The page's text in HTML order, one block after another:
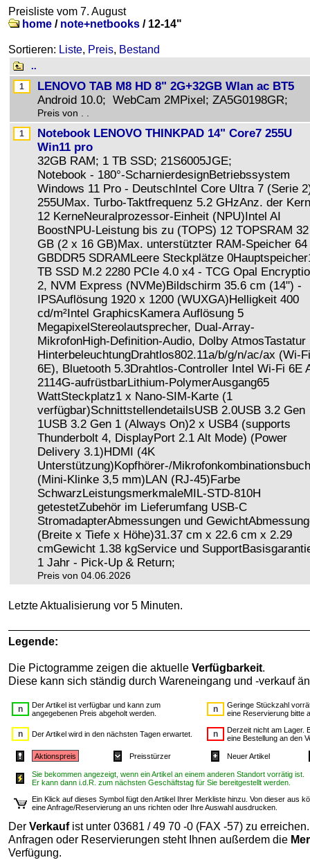
Preisliste vom 7. August
home / note+netbooks / 12-14"
Sortieren: Liste, Preis, Bestand
..
LENOVO TAB M8 HD 8" 2G+32GB Wlan ac BT5
Android 10.0; WebCam 2MPixel; ZA5G0198GR;
Preis von . .
Notebook LENOVO THINKPAD 14" Core7 255U
Win11 pro
32GB RAM; 1 TB SSD; 21S6005JGE;
Notebook - 180°-ScharnierdesignBetriebssystem
Windows 11 Pro - DeutschIntel Core Ultra 7 (Serie
255UMax. Turbo-Taktfrequenz 5.2 GHzAnz. der
12 KerneNeuralprozessor-Einheit (NPU)Intel AI
BoostNPU-Leistung bis zu (TOPS) 12 TOPSRAM 32
GB (2 x 16 GB)Max. unterstützter RAM-Speicher 64
GBDDR5 SDRAMLeere Steckplätze
TB SSD M.2 2280 PCIe 4.0 x4 - TCG Opal
2, NVM Express (NVMe)Bildschirm 35.6 cm (14") -
IPSAuflösung 1920 x 1200 (WUXGA)Helligkeit 400
cd/m²Intel GraphicsKamera Auflösung 5
MegapixelStereolautsprecher, Dual-Array-
MikrofonHigh-Definition-Audio, Dolby AtmosTastatur
HinterbeleuchtungDrahtlos802.11a/b/g/n/ac/ax (Wi-Fi
6E), Bluetooth 5.3Drahtlos-Controller Intel Wi-Fi 6E
2114G-aufrüstbarLithium-PolymerAusgang65
WattSteckplatz1 x Nano-SIM-Karte (1
verfügbar)SchnittstellendetailsUSB 2.0USB 3.2 Gen
1USB 3.2 Gen 1 (Always On)2 x USB4 (supports
Thunderbolt 4, DisplayPort 2.1 Alt Mode) (Power
Delivery 3.1)HDMI (4K
Unterstützung)Kopfhörer-/
(Mini-Klinke 3,5 mm)LAN (RJ-45)Farbe
SchwarzLeistungsmerkmaleMIL-STD-810H
getestetZubehör im Lieferumfang USB-C
StromadapterAbmessungen und
(Breite x Tiefe x Höhe)31.37 cm x 22.6 cm x 2.29
cmGewicht 1.38 kgService und
1 Jahr - Pick-Up & Return;
Preis von 04.06.2026
Letzte Aktualisierung vor 5 Minuten.
Legende:
Die Pictogramme zeigen die aktuelle Verfügbarkeit.
Diese kann sich ständig durch Wareneingang und -verkauf
Der Artikel ist verfügbar und kann zum
angegebenen Preis abgeholt werden.
Geringe Stückzahl
eine Reservierung bitte
Der Artikel wird in den nächsten Tagen erwartet.
Derzeit nicht am Lager.
eine Bestellung an den
Aktionspreis Preisstürzer Neuer Artikel
Sie bekommen angezeigt, wenn ein Artikel an einem anderen Standort vorrätig ist.
Er kann dann i.d.R. zum nächsten Geschäftstag für Sie bereitgestellt werden.
Ein Klick auf dieses Symbol fügt den Artikel Ihrer Merkliste hinzu. Von dieser aus
eine Anfrage/Reservierung an uns richten oder Ihre Auswahl ausdrucken.
Der Verkaufist unter 03681 / 49 70 -0 (FAX -57) zu
Anfragen oder Reservierungen steht Ihnen außerdem die
Verfügung.